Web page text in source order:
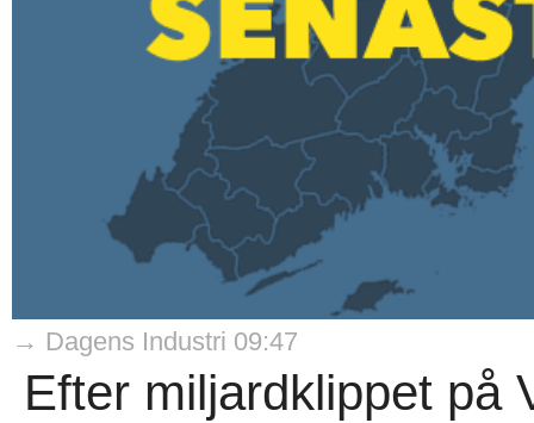
→ Dagens Industri 09:47
Efter miljardklippet på